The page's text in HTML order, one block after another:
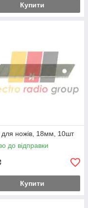
Купити
для ножів, 18мм, 10шт
до відправки
Купити